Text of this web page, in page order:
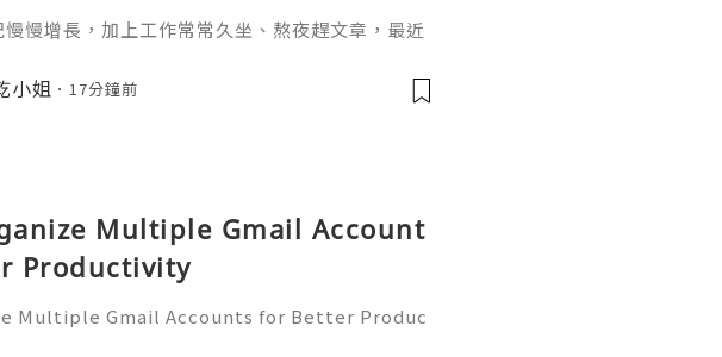
慢增長，加上工作常常久坐、熬夜趕文章，最近
己。 最近接觸到 PlusDay 蘋果美妍水，一開始吸
約的包裝，看起來不像一般飲品的
小姐 17分鐘前
Multiple Gmail Account
Productivity
Multiple Gmail Accounts for Better Produc